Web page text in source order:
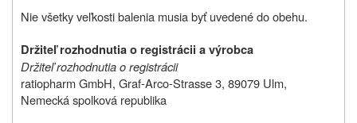
Nie všetky veľkosti balenia musia byť uvedené do obehu.
Držiteľ rozhodnutia o registrácii a výrobca
Držiteľ rozhodnutia o registrácii
ratiopharm GmbH, Graf-Arco-Strasse 3, 89079 Ulm,
Nemecká spolková republika